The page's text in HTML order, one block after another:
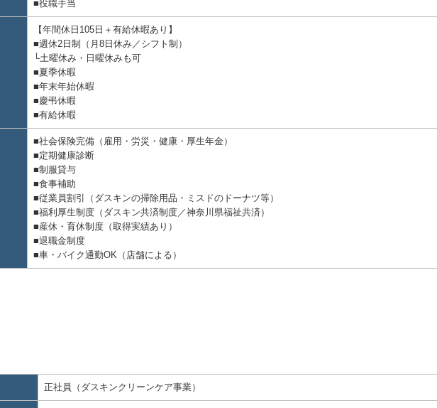
■役職⼿当
【年間休⽇105⽇＋有給休暇あり】
■週休2⽇制（⽉8⽇休み／シフト制）
└⼟曜休み・⽇曜休みも可
■夏季休暇
■年末年始休暇
■慶弔休暇
■有給休暇
■社会保険完備（雇⽤・労災・健康・厚⽣年⾦）
■定期健康診断
■制服貸与
■⾷事補助
■従業員割引（ダスキンの掃除⽤品・ミスドのドーナツ等）
■福利厚⽣制度（ダスキン共済制度／神奈川県福祉共済）
■産休・育休制度（取得実績あり）
■退職⾦制度
■⾞・バイク通勤OK（店舗による）
正社員（ダスキンクリーンケア事業）